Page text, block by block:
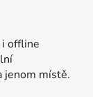
i offline
jenom místě.